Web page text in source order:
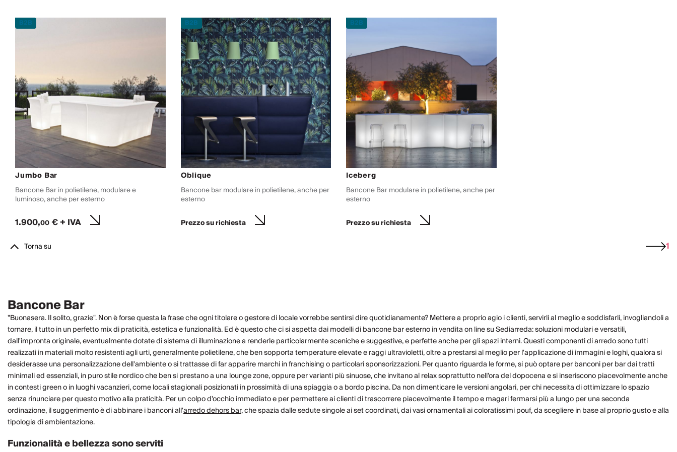
Jumbo Bar
Bancone Bar in polietilene, modulare e
luminoso, anche per esterno
1.900,00€ + IVA
Oblique
Bancone bar modulare in polietilene, anche per
esterno
Prezzo su richiesta
Iceberg
Bancone Bar modulare in polietilene, anche per
esterno
Prezzo su richiesta
Torna su 1
Bancone Bar
"Buonasera. Il solito, grazie". Non è forse questa la frase che ogni titolare o gestore di locale vorrebbe sentirsi dire quotidianamente? Mettere a proprio agio i clienti, servirli al meglio e soddisfarli, invogliandoli a
tornare, il tutto in un perfetto mix di praticità, estetica e funzionalità. Ed è questo che ci si aspetta dai modelli di bancone bar esterno in vendita on line su Sediarreda:soluzioni modularie versatili,
dall'impronta originale, eventualmente dotate disistema di illuminazionea renderle particolarmente sceniche e suggestive, e perfette anche per gli spazi interni. Questi componenti di arredo sono tutti
realizzati inmateriali molto resistentiagli urti, generalmente polietilene, che ben sopporta temperature elevate e raggi ultravioletti, oltre a prestarsi al meglio per l'applicazione di immagini e loghi, qualora si
desiderasse una personalizzazionedell'ambiente o si trattasse di far apparire marchi in franchising o particolari sponsorizzazioni. Per quanto riguarda le forme, si può optare per banconi per bar dai tratti
minimali ed essenziali, in puro stile nordico che ben si prestano a una lounge zone, oppure per varianti più sinuose, che invitano al relax soprattutto nell'ora del dopocena e si inseriscono piacevolmente anche
in contesti green o in luoghi vacanzieri, come locali stagionali posizionati in prossimità di una spiaggia o a bordo piscina. Da non dimenticare le versioni angolari, per chi necessita di ottimizzare lo spazio
senza rinunciare per questo motivo alla praticità. Per un colpo d'occhio immediato e per permettere ai clienti di trascorrere piacevolmente il tempo e magari fermarsi più a lungo per una seconda
ordinazione, il suggerimento è di abbinare i banconi all'arredo dehors bar, che spazia dalle sedute singole ai set coordinati, dai vasi ornamentali ai coloratissimi pouf, da scegliere in base al proprio gusto e alla
tipologia di ambientazione.
Funzionalità e bellezza sono serviti